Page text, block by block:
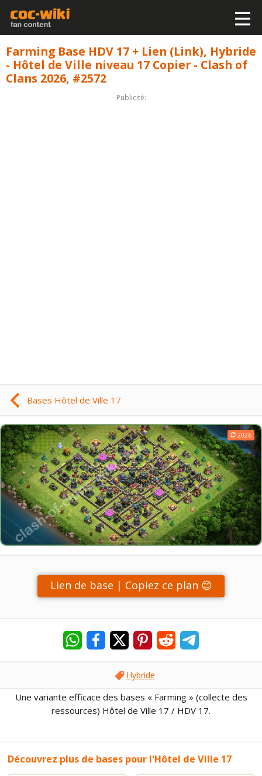
Farming Base HDV 17 + Lien (Link), Hybride
- Hôtel de Ville niveau 17 Copier - Clash of
Clans 2026, #2572
Publicité:
Bases Hôtel de Ville 17
2026
Lien de base | Copiez ce plan 😊
Hybride
Une variante efficace des bases « Farming » (collecte des
ressources) Hôtel de Ville 17 / HDV 17.
Découvrez plus de bases pour l'Hôtel de Ville 17